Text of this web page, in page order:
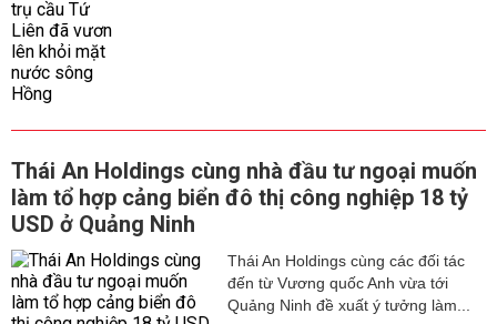
Thái An Holdings cùng nhà đầu tư ngoại muốn
làm tổ hợp cảng biển đô thị công nghiệp 18 tỷ
USD ở Quảng Ninh
Thái An Holdings cùng các đối tác
đến từ Vương quốc Anh vừa tới
Quảng Ninh đề xuất ý tưởng làm...